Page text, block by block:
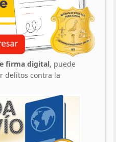
firma digital, puede
delitos contra la